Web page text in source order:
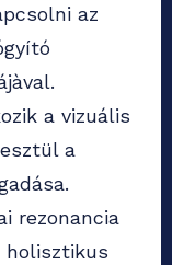
az
a vizuális
a
rezonancia
holisztikus